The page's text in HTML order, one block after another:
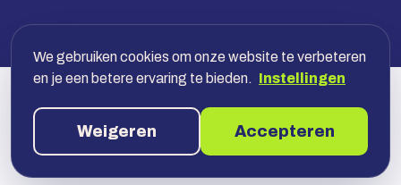
Veilig betalen met jouw bank, óf
achteraf in termijnen
We gebruiken cookies om onze website te verbeteren
en je een betere ervaring te bieden. Instellingen
Weigeren Accepteren